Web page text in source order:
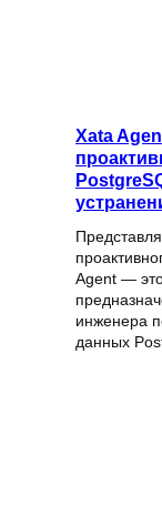
Xata
Agent —
инженера
данных